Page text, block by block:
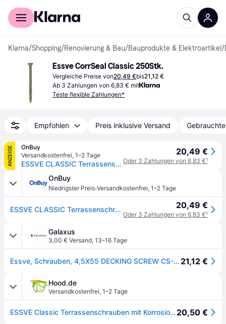
Für Shopper
Klarna/Shopping/Renovierung & Bau/Bauprodukte & Elektroartikel /
Essve CorrSeal Classic 250Stk.
Vergleiche Preise von20,49 €bis21,12 €
Ab 3 Zahlungen von 6,83 € mit
Teste flexible Zahlungen*
Empfohlen Preis inklusive Versand
ANZEIGE
OnBuy
Versandkostenfrei, 1–2 Tage
ESSVE CLASSIC Terrassenschrauben Korrosionschutz CORRSEAL 4,5 x 55 mm 250 St.
20,49 €
Oder 3 Zahlungen von 6,83 €¹
OnBuy
Niedrigster Preis·Versandkostenfrei, 1–2 Tage
ESSVE CLASSIC Terrassenschrauben Korrosionschutz CORRSEAL 4,5 x 55 mm 250 St. 20,49 €
Oder 3 Zahlungen von 6,83 €¹
Galaxus
3,00 € Versand, 13–16 Tage
Essve, Schrauben, 4,5X55 DECKING SCREW CS-250 (250Schrauben pro Stück) 21,12 €
Hood.de
Versandkostenfrei, 1–2 Tage
ESSVE Classic Terrassenschrauben mit Korrosionsschutz Corrseal 4,5 x 55 mm20,50 €